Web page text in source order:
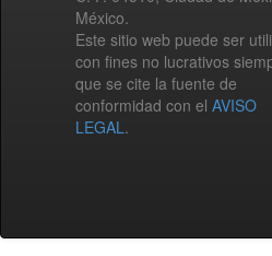
México.
Este sitio web puede ser
con fines no lucrativos
que se cite la fuente de
conformidad con el AVISO
LEGAL.